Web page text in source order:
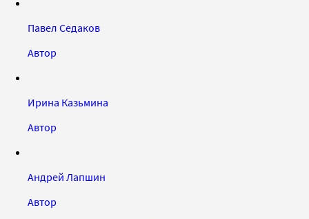
Павел Седаков
Автор
Ирина Казьмина
Автор
Андрей Лапшин
Автор